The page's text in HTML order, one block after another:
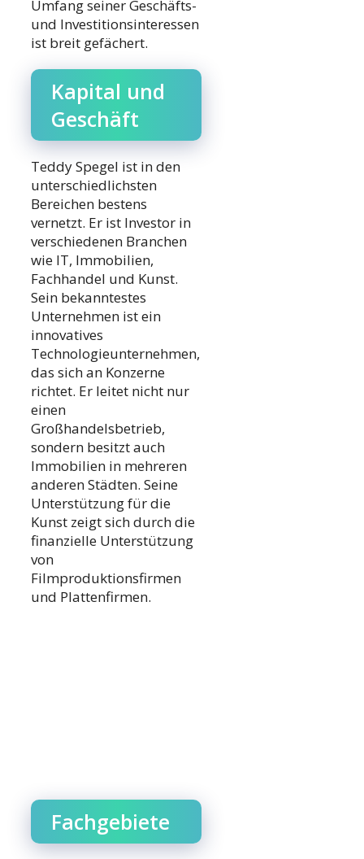
Umfang seiner Geschäfts-
und Investitionsinteressen
ist breit gefächert.
Kapital und
Geschäft
Teddy Spegel ist in den
unterschiedlichsten
Bereichen bestens
vernetzt. Er ist Investor in
verschiedenen Branchen
wie IT, Immobilien,
Fachhandel und Kunst.
Sein bekanntestes
Unternehmen ist ein
innovatives
Technologieunternehmen,
das sich an Konzerne
richtet. Er leitet nicht nur
einen
Großhandelsbetrieb,
sondern besitzt auch
Immobilien in mehreren
anderen Städten. Seine
Unterstützung für die
Kunst zeigt sich durch die
finanzielle Unterstützung
von
Filmproduktionsfirmen
und Plattenfirmen.
Fachgebiete